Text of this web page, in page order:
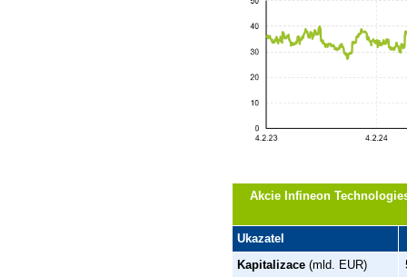
Akcie Infineon
Ukazatel
Kapitalizace (mld. EUR)